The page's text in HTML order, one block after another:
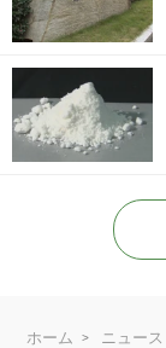
ホーム ニュース